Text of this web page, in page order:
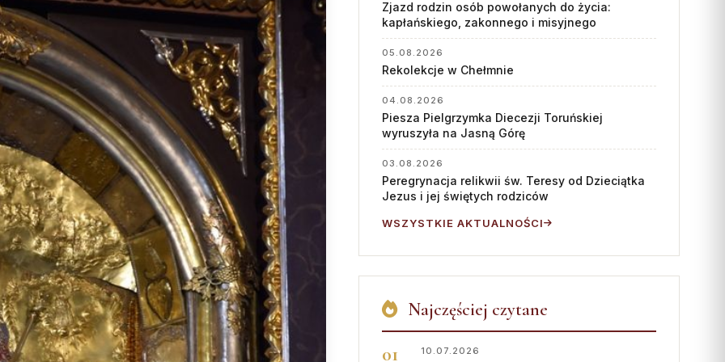
Sąd Biskupi
Wydawnictwo
Konta bankowe
KONTAKT
Dane kurii
Msze święte online
Kalendarz liturgiczny
Droga Neokatechumenalna
Grupy Modlitwy Ojca Pio
Żywy Różaniec
Wspólnota Krwi Chrystusa
Franciszkański Zakon
Świeckich
Skauci Króla
Bractwo św. Józefa
Zjazd rodzin osób powołanych do życia:
kapłańskiego, zakonnego i misyjnego
05.08.2026
Rekolekcje w Chełmnie
04.08.2026
Piesza Pielgrzymka Diecezji Toruńskiej
wyruszyła na Jasną Górę
03.08.2026
Peregrynacja relikwii św. Teresy od Dzieciątka
Jezus i jej świętych rodziców
WSZYSTKIE AKTUALNOŚCI
Najczęściej czytane
10.07.2026